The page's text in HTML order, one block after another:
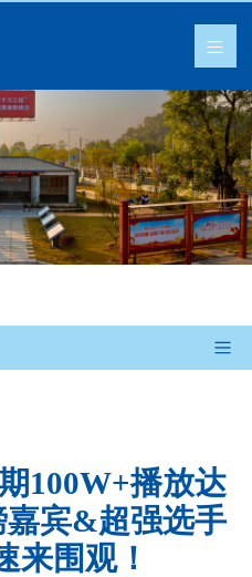
100W+播放达
宾&超强选手
来围观！